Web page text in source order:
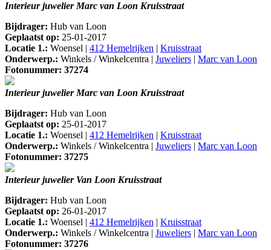
Interieur juwelier Marc van Loon Kruisstraat
Bijdrager: Hub van Loon
Geplaatst op: 25-01-2017
Locatie 1.: Woensel | 412 Hemelrijken | Kruisstraat
Onderwerp.: Winkels / Winkelcentra | Juweliers | Marc van Loon
Fotonummer: 37274
Interieur juwelier Marc van Loon Kruisstraat
Bijdrager: Hub van Loon
Geplaatst op: 25-01-2017
Locatie 1.: Woensel | 412 Hemelrijken | Kruisstraat
Onderwerp.: Winkels / Winkelcentra | Juweliers | Marc van Loon
Fotonummer: 37275
Interieur juwelier Van Loon Kruisstraat
Bijdrager: Hub van Loon
Geplaatst op: 26-01-2017
Locatie 1.: Woensel | 412 Hemelrijken | Kruisstraat
Onderwerp.: Winkels / Winkelcentra | Juweliers | Marc van Loon
Fotonummer: 37276